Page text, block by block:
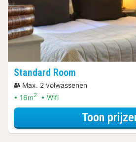
Standard Room
Max. 2 volwassenen
16m2 Wifi
Toon